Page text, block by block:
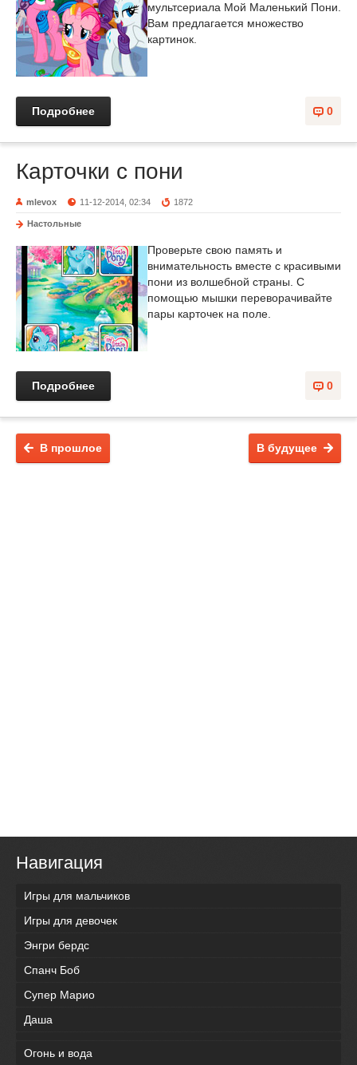
мультсериала Мой Маленький Пони.
Вам предлагается множество
картинок.
0
Подробнее
Карточки с пони
mlevox 11-12-2014, 02:34 1872
Настольные
Проверьте свою память и
внимательность вместе с красивыми
пони из волшебной страны. С
помощью мышки переворачивайте
пары карточек на поле.
0
Подробнее
В будущее
В прошлое
Навигация
Игры для мальчиков
Игры для девочек
Энгри бердс
Спанч Боб
Супер Марио
Даша
Огонь и вода